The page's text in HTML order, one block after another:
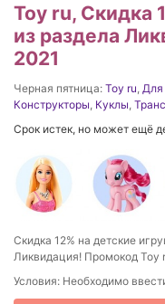
Toy ru, Скидка
из раздела
2021
Черная пятница: Toy ru Для
Конструкторы Куклы
Срок истек, но может ещё
Скидка 12% на детские
Ликвидация! Промокод Toy
Условия: Необходимо